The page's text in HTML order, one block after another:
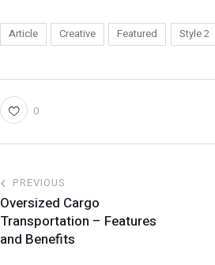
Article Creative Featured Style 2
0
PREVIOUS
Oversized Cargo
Transportation – Features
and Benefits